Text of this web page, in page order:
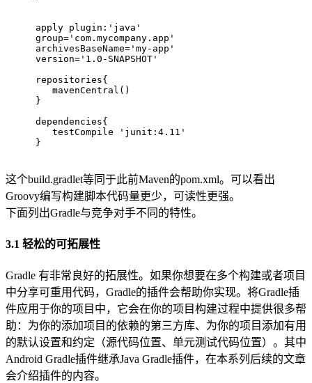
apply plugin: 'java'
group= 'com.mycompany.app'
archivesBaseName= 'my-app'
version= '1.0-SNAPSHOT'
repositories{
   mavenCentral()
}
dependencies{
   testCompile
'junit:4.11'
}
这个build.gradlet等同于此前Maven的pom.xml。可以看出
Groovy编写构建脚本代码量更少，可读性更强。
下面列出Gradle与竞争对手不同的特性。
3.1 轻松的可拓展性
Gradle 有非常良好的拓展性。如果你想要在多个构建或者项目
中分享可重用代码，Gradle的插件会帮助你实现。将Gradle插
件应用于你的项目中，它会在你的项目构建过程中提供很多帮
助：为你的添加项目的依赖的第三方库、为你的项目添加有用
的默认设置和约定（源代码位置、单元测试代码位置）。其中
Android Gradle插件继承Java Gradle插件，在本系列后续的文章
会介绍插件的内容。